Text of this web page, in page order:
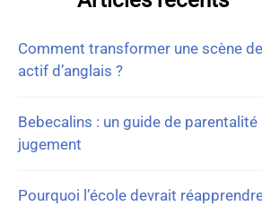
Comment transformer une scène
actif d’anglais ?
Bebecalins : un guide de
jugement
Pourquoi l’école devrait